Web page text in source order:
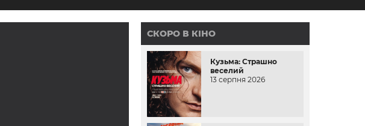
СКОРО В КІНО
Кузьма: Страшно
веселий
13 серпня 2026